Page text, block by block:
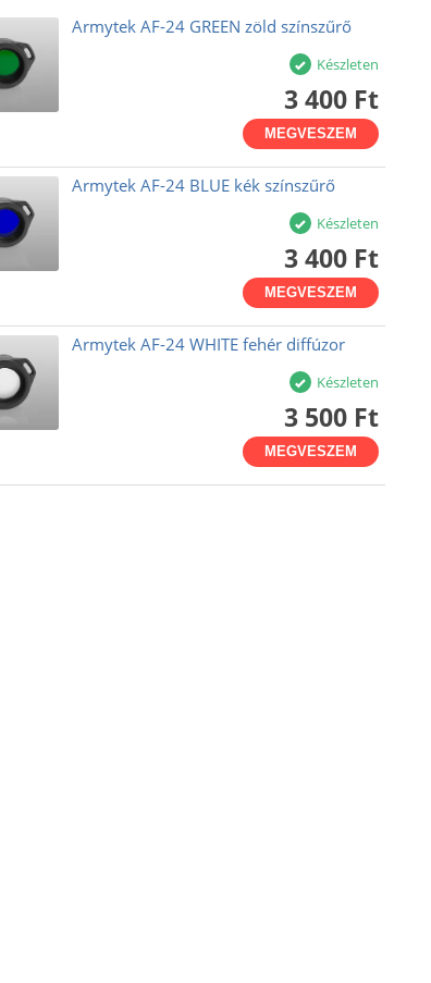
Armytek AF-24 GREEN zöld színszűrő
Készleten
3 400 Ft
MEGVESZEM
Armytek AF-24 BLUE kék színszűrő
Készleten
3 400 Ft
MEGVESZEM
Armytek AF-24 WHITE fehér diffúzor
Készleten
3 500 Ft
MEGVESZEM